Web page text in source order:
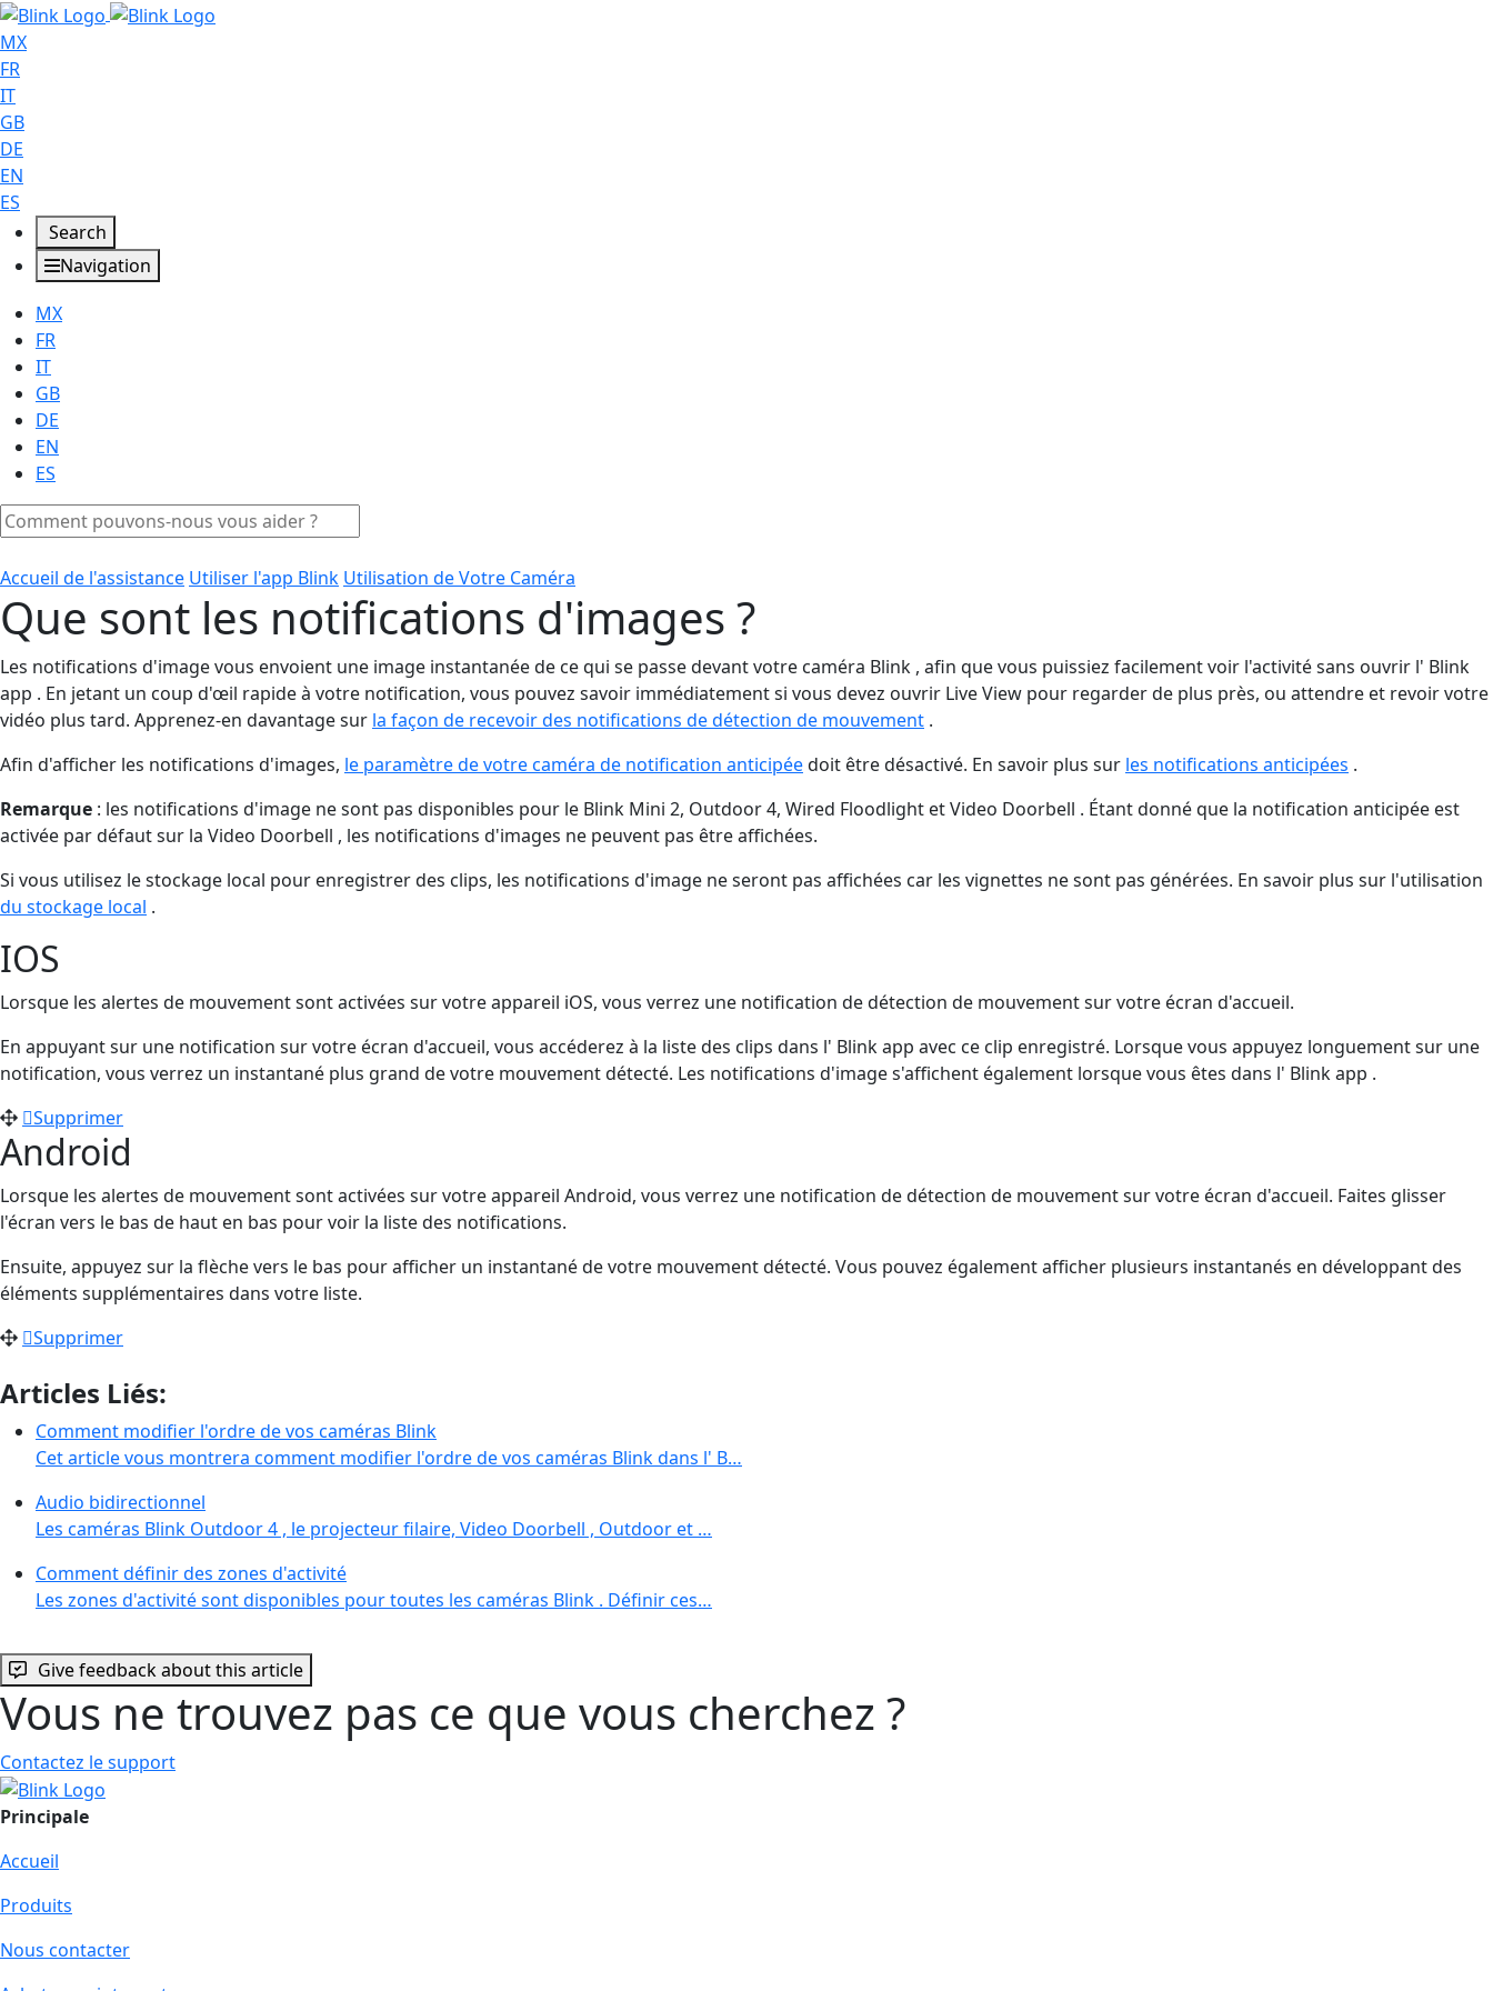
MX
FR
IT
GB
DE
EN
ES
Search
Navigation
MX
FR
IT
GB
DE
EN
ES
Accueil de l'assistance Utiliser l'app Blink Utilisation de Votre Caméra
Que sont les notifications d'images ?
Les notifications d'image vous envoient une image instantanée de ce qui se passe devant votre caméra Blink , afin que vous puissiez facilement voir l'activité sans ouvrir l' Blink
app . En jetant un coup d'œil rapide à votre notification, vous pouvez savoir immédiatement si vous devez ouvrir Live View pour regarder de plus près, ou attendre et revoir votre
vidéo plus tard. Apprenez-en davantage sur la façon de recevoir des notifications de détection de mouvement .
Afin d'afficher les notifications d'images, le paramètre de votre caméra de notification anticipéedoit être désactivé. En savoir plus sur les notifications anticipées .
Remarque : les notifications d'image ne sont pas disponibles pour le Blink Mini 2, Outdoor 4, Wired Floodlight et Video Doorbell . Étant donné que la notification anticipée est
activée par défaut sur la Video Doorbell , les notifications d'images ne peuvent pas être affichées.
Si vous utilisez le stockage local pour enregistrer des clips, les notifications d'image ne seront pas affichées car les vignettes ne sont pas générées. En savoir plus sur l'utilisation
du stockage local .
IOS
Lorsque les alertes de mouvement sont activées sur votre appareil iOS, vous verrez une notification de détection de mouvement sur votre écran d'accueil.
En appuyant sur une notification sur votre écran d'accueil, vous accéderez à la liste des clips dans l' Blink app avec ce clip enregistré. Lorsque vous appuyez longuement sur une
notification, vous verrez un instantané plus grand de votre mouvement détecté. Les notifications d'image s'affichent également lorsque vous êtes dans l' Blink app .
Supprimer
Android
Lorsque les alertes de mouvement sont activées sur votre appareil Android, vous verrez une notification de détection de mouvement sur votre écran d'accueil. Faites glisser
l'écran vers le bas de haut en bas pour voir la liste des notifications.
Ensuite, appuyez sur la flèche vers le bas pour afficher un instantané de votre mouvement détecté. Vous pouvez également afficher plusieurs instantanés en développant des
éléments supplémentaires dans votre liste.
Supprimer
Articles Liés:
Comment modifier l'ordre de vos caméras Blink
Cet article vous montrera comment modifier l'ordre de vos caméras Blink dans l' B…
Audio bidirectionnel
Les caméras Blink Outdoor 4 , le projecteur filaire, Video Doorbell , Outdoor et …
Comment définir des zones d'activité
Les zones d'activité sont disponibles pour toutes les caméras Blink . Définir ces…
Give feedback about this article
Vous ne trouvez pas ce que vous cherchez ?
Contactez le support
Principale
Accueil
Produits
Nous contacter